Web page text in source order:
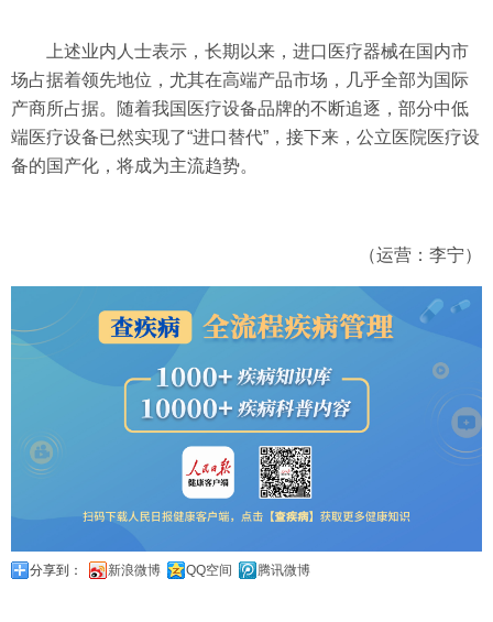
上述业内人士表示，长期以来，进口医疗器械在国内市
场占据着领先地位，尤其在高端产品市场，几乎全部为国际
产商所占据。随着我国医疗设备品牌的不断追逐，部分中低
端医疗设备已然实现了“进口替代”，接下来，公立医院医疗设
备的国产化，将成为主流趋势。
（运营：李宁）
分享到： 新浪微博 QQ空间 腾讯微博